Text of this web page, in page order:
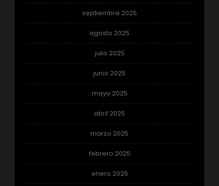
septiembre 2025
agosto 2025
julio 2025
junio 2025
mayo 2025
abril 2025
marzo 2025
febrero 2025
enero 2025